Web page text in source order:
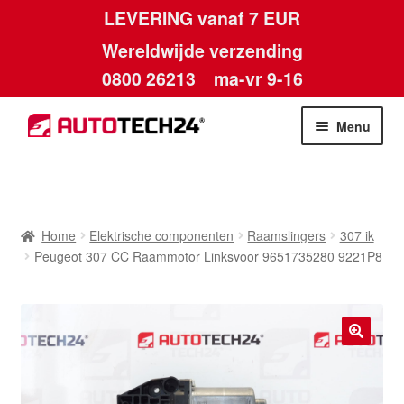
LEVERING vanaf 7 EUR
Wereldwijde verzending
0800 26213 ma-vr 9-16
Skip
to
Skip
to
Menu
Home Elektrische componenten Raamslingers
307 ik
Peugeot 307 CC Raammotor Linksvoor 9651735280 9221P8